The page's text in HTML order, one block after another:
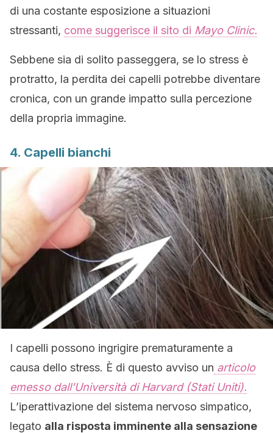
di una costante esposizione a situazioni
stressanti, come suggerisce il sito di Mayo Clinic.
Sebbene sia di solito passeggera, se lo stress è
protratto, la perdita dei capelli potrebbe diventare
cronica, con un grande impatto sulla percezione
della propria immagine.
4. Capelli bianchi
I capelli possono ingrigire prematuramente a
causa dello stress. È di questo avviso un articolo
emesso dall’Università di Harvard (Stati Uniti).
L’iperattivazione del sistema nervoso simpatico,
legato alla risposta imminente alla sensazione